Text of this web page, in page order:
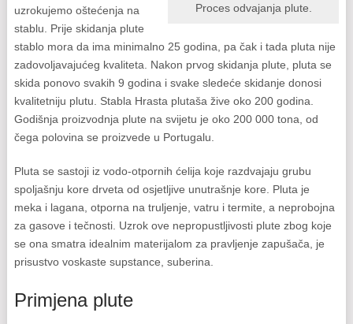
Proces odvajanja plute.
uzrokujemo oštećenja na
stablu. Prije skidanja plute
stablo mora da ima minimalno 25 godina, pa čak i tada pluta nije
zadovoljavajućeg kvaliteta. Nakon prvog skidanja plute, pluta se
skida ponovo svakih 9 godina i svake sledeće skidanje donosi
kvalitetniju plutu. Stabla Hrasta plutaša žive oko 200 godina.
Godišnja proizvodnja plute na svijetu je oko 200 000 tona, od
čega polovina se proizvede u Portugalu.
Pluta se sastoji iz vodo-otpornih ćelija koje razdvajaju grubu
spoljašnju kore drveta od osjetljive unutrašnje kore. Pluta je
meka i lagana, otporna na truljenje, vatru i termite, a neprobojna
za gasove i tečnosti. Uzrok ove nepropustljivosti plute zbog koje
se ona smatra idealnim materijalom za pravljenje zapušača, je
prisustvo voskaste supstance, suberina.
Primjena plute